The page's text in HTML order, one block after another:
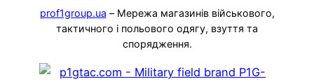
prof1group.ua – Мережа магазинів військового,
тактичного і польового одягу, взуття та
спорядження.